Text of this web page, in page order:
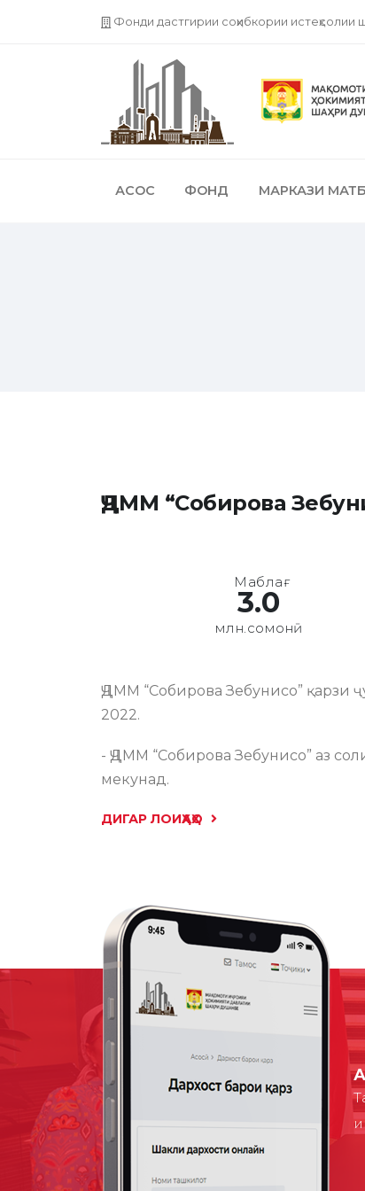
Фонди дастгирии соҳибкории истеҳсолии
АСОС ФОНД МАРКАЗИ
ҶДММ “Собирова
Маблағ
3.0
млн.сомонӣ
ҶДММ “Собирова Зебунисо” қарзи
2022.
- ҶДММ “Собирова Зебунисо” аз
мекунад.
ДИГАР ЛОИҲАҲО